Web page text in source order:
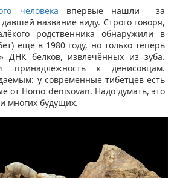
человека впервые нашли за
название виду. Строго говоря,
родственника обнаружили в
ещё в 1980 году, но только теперь
ДНК белков, извлечённых из зуба.
принадлежность к денисовцам.
у современные тибетцев есть
от Homo denisovan. Надо думать, это
многих будущих.